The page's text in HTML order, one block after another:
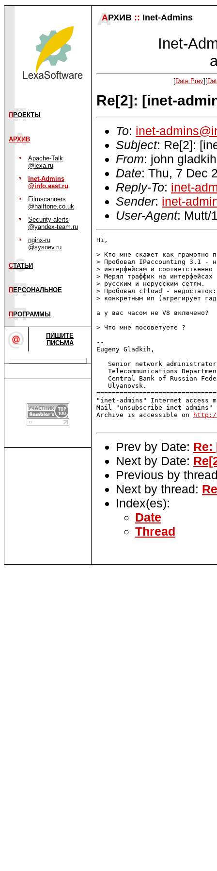
П РОЕКТЫ
АРХИВ
Apache-Talk
@lexa.ru
Inet-Admins
@info.east.ru
Filmscanners
@halftone.co.uk
Security-alerts
@yandex-team.ru
nginx-ru
@sysoev.ru
СТАТЬИ
П ЕРСОНАЛЬНОЕ
П РОГРАММЫ
ПИШИТЕ
ПИСЬМА
АРХИВ :: Inet-Admins
Inet-
[Date Prev][
Re[2]: [inet-
To: inet-
Subject: Re[2]:
From: john
Date: Thu, 7 Dec
Reply-To: inet-
Sender: inet-
User-Agent: Mutt/
Hi,
> Кто мне скажет как грамотно
> Пробовал IPaccounting 3.1 -
> интерфейсам и
> Мерял траффик на
> русским и нерусским сетям.
> Пробовал сflowd - недостаток:
> конкретным ип (агрегирует
а у вас часом не V8 включено?
> Что мне посоветуете ?
--
Eugeny Gladkih,
Senior network
Telecommunications
Central Bank of Russian
Ulyanovsk.
"inet-admins" Internet access
Mail "unsubscribe inet-
Archive is accessible on
Prev by Date: Re:
Next by Date:
Previous by
Next by thread:
Index(es):
Date
Thread